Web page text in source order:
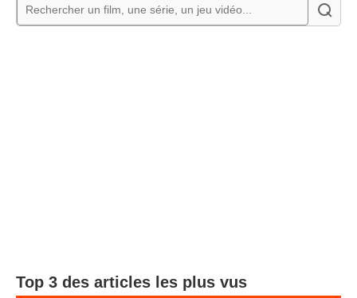
Top 3 des articles les plus vus